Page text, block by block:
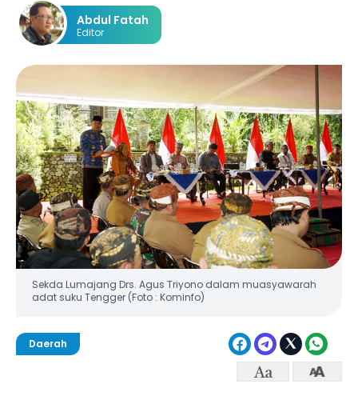
Abdul Fatah
Editor
Sekda Lumajang Drs. Agus Triyono dalam muasyawarah
adat suku Tengger (Foto : Kominfo)
Daerah